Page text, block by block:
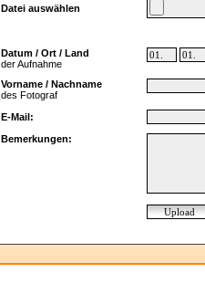
Datei auswählen
Datum / Ort / Land
der Aufnahme
Vorname / Nachname
des Fotograf
E-Mail:
Bemerkungen: